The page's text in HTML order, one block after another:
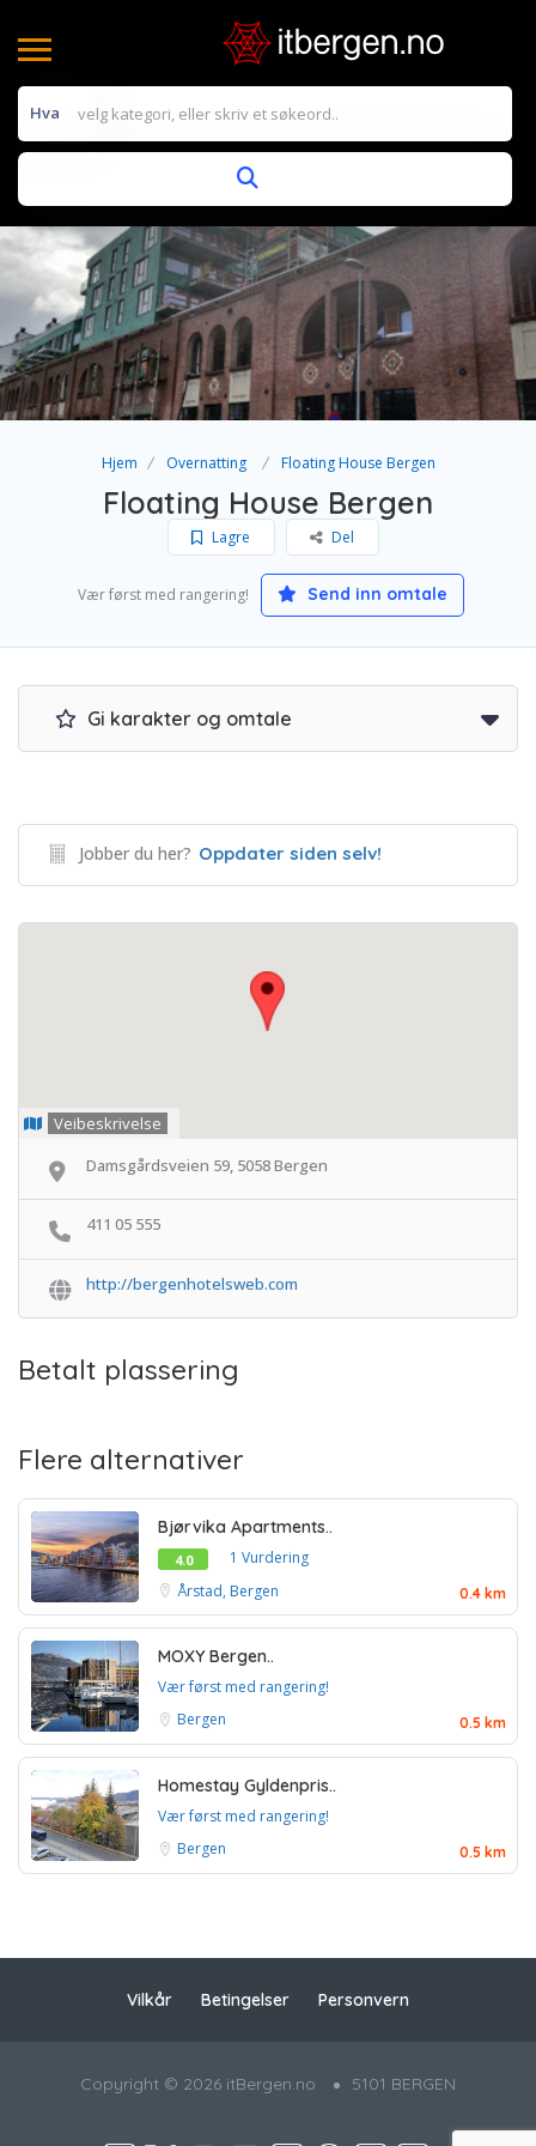
Hva
Hjem Overnatting Floating House Bergen
Floating House Bergen
Lagre Del
Vær først med rangering! Send inn omtale
Gi karakter og omtale
Jobber du her? Oppdater siden selv!
Veibeskrivelse
Damsgårdsveien 59, 5058 Bergen
411 05 555
http://bergenhotelsweb.com
Betalt plassering
Flere alternativer
Bjørvika Apartments..
4.0
1 Vurdering
Årstad, Bergen
0.4 km
MOXY Bergen..
Vær først med rangering!
Bergen
0.5 km
Homestay Gyldenpris..
Vær først med rangering!
Bergen
0.5 km
Vilkår Betingelser Personvern
Copyright © 2026 itBergen.no 5101 BERGEN